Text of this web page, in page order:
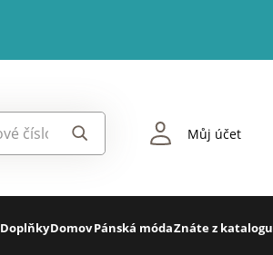
Můj účet
DoplňkyDomovPánská módaZnáte z katalogu